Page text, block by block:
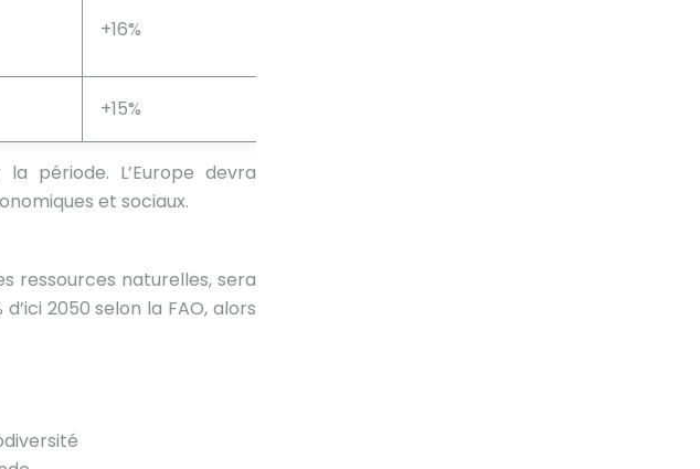
+16%
+15%
période. L’Europe devra
et sociaux.
ressources naturelles, sera
2050 selon la FAO, alors